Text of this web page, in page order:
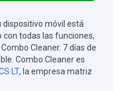
dispositivo móvil está
todas las funciones,
Cleaner. 7 días de
Combo Cleaner es
LT, la empresa matriz